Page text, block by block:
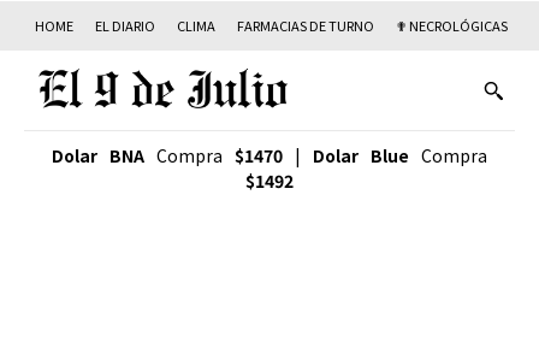
HOME EL DIARIO CLIMA FARMACIAS DE TURNO ✟ NECROLÓGICAS
Dolar BNA Compra $1470 | Dolar Blue Compra
$1492